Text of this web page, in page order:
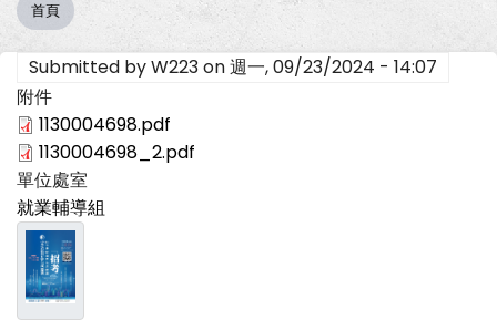
導
航
連
結
首頁
Submitted byW223on週一, 09/23/2024 - 14:07
附件
1130004698.pdf
1130004698_2.pdf
單位處室
就業輔導組